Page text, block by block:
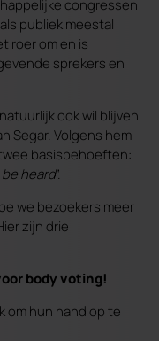
congressen
publiek meestal
roer om en is
sprekers en
ook wil blijven
Segar. Volgens hem
basisbehoeften:
heard”.
we bezoekers meer
zijn drie
body voting!
om hun hand op te